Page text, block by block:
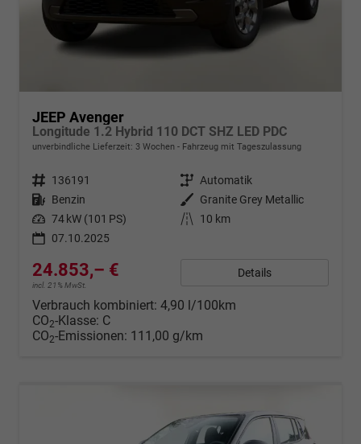
JEEP Avenger
Longitude 1.2 Hybrid 110 DCT SHZ LED PDC
unverbindliche Lieferzeit: 3 Wochen Fahrzeug mit Tageszulassung
Fahrzeugnr. 136191 Getriebe Automatik
Kraftstoff Benzin Außenfarbe Granite Grey Metallic
Leistung 74 kW (101 PS) Kilometerstand
10 km
07.10.2025
24.853,– €
incl. 21% MwSt.
Details
Verbrauch kombiniert: 4,90 l/100km
CO2-Klasse: C
CO2-Emissionen: 111,00 g/km